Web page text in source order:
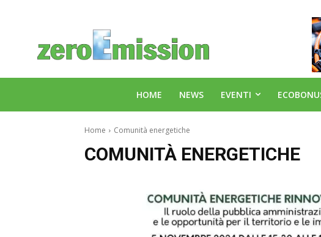
HOME NEWS EVENTI
Home Comunità energetiche
COMUNITÀ ENERGETICHE